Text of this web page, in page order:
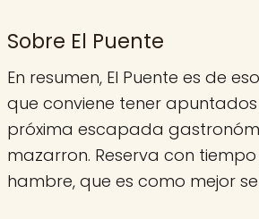
Sobre El Puente
En resumen, El Puente es de
que conviene tener
próxima escapada
mazarron. Reserva con
hambre, que es como mejor